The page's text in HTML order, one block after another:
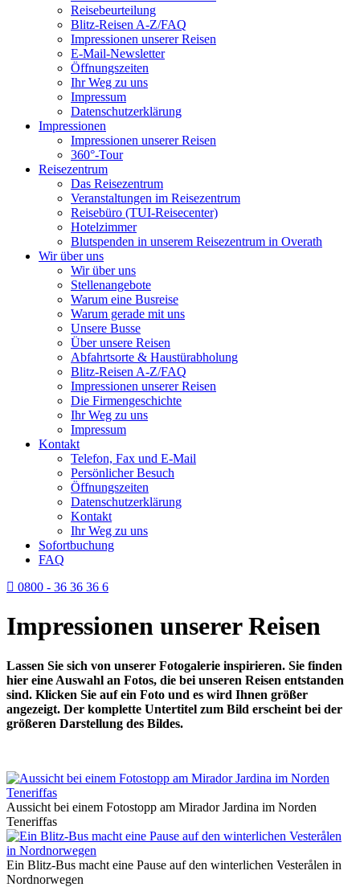
Reisebeurteilung
Blitz-Reisen A-Z/FAQ
Impressionen unserer Reisen
E-Mail-Newsletter
Öffnungszeiten
Ihr Weg zu uns
Impressum
Datenschutzerklärung
Impressionen
Impressionen unserer Reisen
360°-Tour
Reisezentrum
Das Reisezentrum
Veranstaltungen im Reisezentrum
Reisebüro (TUI-Reisecenter)
Hotelzimmer
Blutspenden in unserem Reisezentrum in Overath
Wir über uns
Wir über uns
Stellenangebote
Warum eine Busreise
Warum gerade mit uns
Unsere Busse
Über unsere Reisen
Abfahrtsorte & Haustürabholung
Blitz-Reisen A-Z/FAQ
Impressionen unserer Reisen
Die Firmengeschichte
Ihr Weg zu uns
Impressum
Kontakt
Telefon, Fax und E-Mail
Persönlicher Besuch
Öffnungszeiten
Datenschutzerklärung
Kontakt
Ihr Weg zu uns
Sofortbuchung
FAQ
0800 - 36 36 36 6
Impressionen unserer Reisen
Lassen Sie sich von unserer Fotogalerie inspirieren. Sie finden
hier eine Auswahl an Fotos, die bei unseren Reisen entstanden
sind. Klicken Sie auf ein Foto und es wird Ihnen größer
angezeigt. Der komplette Untertitel zum Bild erscheint bei der
größeren Darstellung des Bildes.
Aussicht bei einem Fotostopp am Mirador Jardina im Norden
Teneriffas
Ein Blitz-Bus macht eine Pause auf den winterlichen Vesterålen in
Nordnorwegen